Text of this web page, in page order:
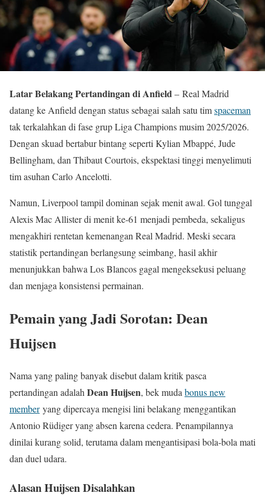
Latar Belakang Pertandingan di Anfield– Real Madrid
datang ke Anfield dengan status sebagai salah satu timspaceman
tak terkalahkan di fase grup Liga Champions musim 2025/2026.
Dengan skuad bertabur bintang seperti Kylian Mbappé, Jude
Bellingham, dan Thibaut Courtois, ekspektasi tinggi menyelimuti
tim asuhan Carlo Ancelotti.
Namun, Liverpool tampil dominan sejak menit awal. Gol tunggal
Alexis Mac Allister di menit ke-61 menjadi pembeda, sekaligus
mengakhiri rentetan kemenangan Real Madrid. Meski secara
statistik pertandingan berlangsung seimbang, hasil akhir
menunjukkan bahwa Los Blancos gagal mengeksekusi peluang
dan menjaga konsistensi permainan.
Pemain yang Jadi Sorotan: Dean
Huijsen
Nama yang paling banyak disebut dalam kritik pasca
pertandingan adalah Dean Huijsen, bek muda bonus new
memberyang dipercaya mengisi lini belakang menggantikan
Antonio Rüdiger yang absen karena cedera. Penampilannya
dinilai kurang solid, terutama dalam mengantisipasi bola-bola mati
dan duel udara.
Alasan Huijsen Disalahkan